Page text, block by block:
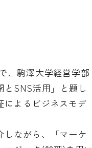
、駒澤大学経営学部
SNS活用」と題し
によるビジネスモデ
しながら、「マーケ